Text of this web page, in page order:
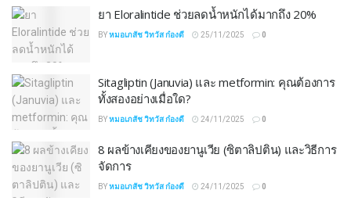
ยา Eloralintide ช่วยลดน้ำหนักได้มากถึง 20%
BYหมอเภสัช วิทวัส ก๋องดี 25/11/2025 0
Sitagliptin (Januvia) และ metformin: คุณต้องการ
ทั้งสองอย่างเมื่อใด?
BYหมอเภสัช วิทวัส ก๋องดี 24/11/2025 0
8 ผลข้างเคียงของยานูเวีย (ซิตาลิปติน) และวิธีการ
จัดการ
BYหมอเภสัช วิทวัส ก๋องดี 24/11/2025 0